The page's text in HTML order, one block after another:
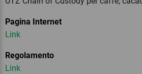
Pagina Internet
Link
Regolamento
Link